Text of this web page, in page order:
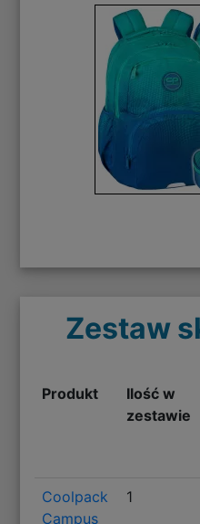
Zestaw
Produkt
Ilość w
zestawie
Coolpack
Campus
1